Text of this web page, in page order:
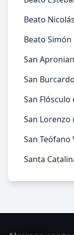
Beato
Beato Simón
San
San Burcardo
San Flósculo
San
San Teófano
Santa